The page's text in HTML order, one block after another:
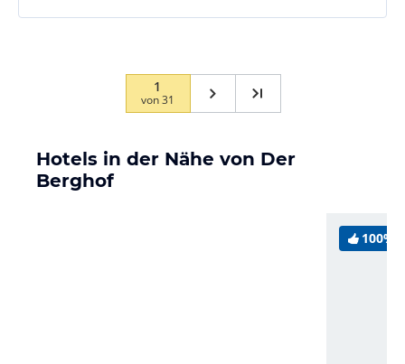
1
von31
Hotels in der Nähe von Der
Berghof
100%